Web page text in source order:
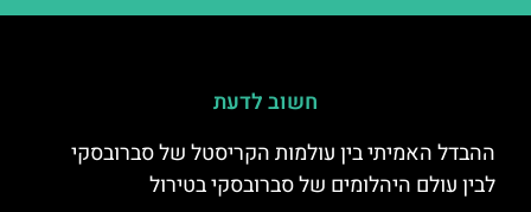
חשוב לדעת
ההבדל האמיתי בין עולמות הקריסטל של סברובסקי
לבין עולם היהלומים של סברובסקי בטירול